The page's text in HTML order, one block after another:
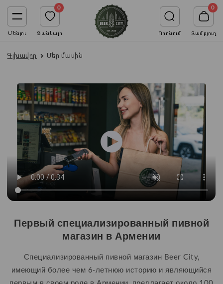
Մենյու
0
Ցանկալի Որոնում
0
Զամբյուղ
Գլխավոր Մեր մասին
Первый специализированный пивной
магазин в Армении
Специализированный пивной магазин Beer City,
имеющий более чем 6-летнюю историю и являющийся